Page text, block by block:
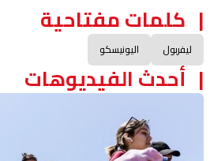
كلمات مفتاحية
ليفربول اليونيسكو
أحدث الفيديوهات